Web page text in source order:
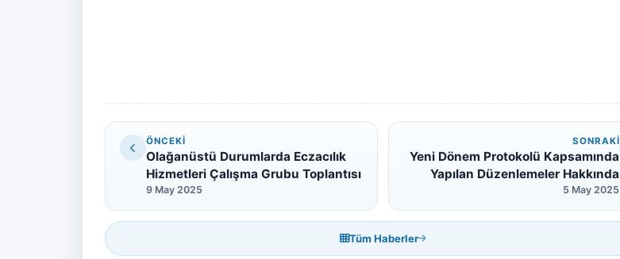
ÖNCEKI
Olağanüstü Durumlarda Eczacılık
Hizmetleri Çalışma Grubu Toplantısı
9 May 2025
SONRAKI
Yeni Dönem Protokolü Kapsamında
Yapılan Düzenlemeler Hakkında
5 May 2025
Tüm Haberler